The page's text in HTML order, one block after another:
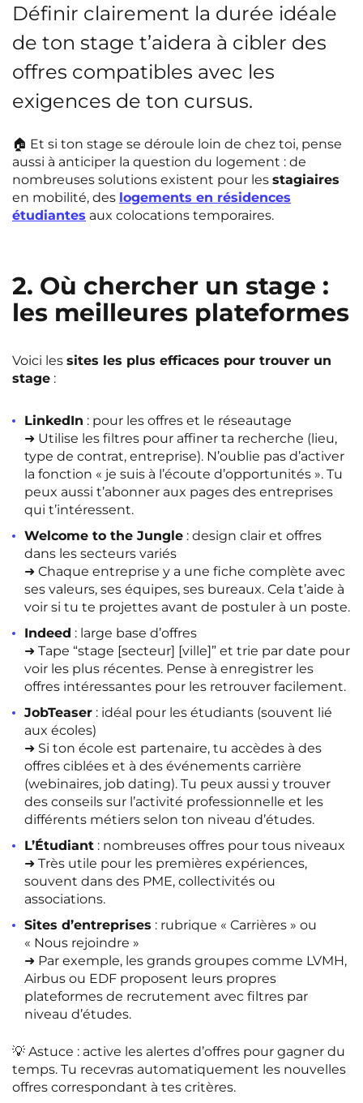
Définir clairement la durée idéale
de ton stage t’aidera à cibler des
offres compatibles avec les
exigences de ton cursus.
🏠 Et si ton stage se déroule loin de chez toi, pense
aussi à anticiper la question du logement : de
nombreuses solutions existent pour les stagiaires
en mobilité, des logements en résidences
étudiantes aux colocations temporaires.
2. Où chercher un stage :
les meilleures plateformes
Voici les sites les plus efficaces pour trouver un
stage :
LinkedIn : pour les offres et le réseautage
➜ Utilise les filtres pour affiner ta recherche (lieu,
type de contrat, entreprise). N’oublie pas d’activer
la fonction « je suis à l’écoute d’opportunités ». Tu
peux aussi t’abonner aux pages des entreprises
qui t’intéressent.
Welcome to the Jungle : design clair et offres
dans les secteurs variés
➜ Chaque entreprise y a une fiche complète avec
ses valeurs, ses équipes, ses bureaux. Cela t’aide à
voir si tu te projettes avant de postuler à un poste.
Indeed : large base d’offres
➜ Tape “stage [secteur] [ville]” et trie par date pour
voir les plus récentes. Pense à enregistrer les
offres intéressantes pour les retrouver facilement.
JobTeaser : idéal pour les étudiants (souvent lié
aux écoles)
➜ Si ton école est partenaire, tu accèdes à des
offres ciblées et à des événements carrière
(webinaires, job dating). Tu peux aussi y trouver
des conseils sur l’activité professionnelle et les
différents métiers selon ton niveau d’études.
L’Étudiant : nombreuses offres pour tous niveaux
➜ Très utile pour les premières expériences,
souvent dans des PME, collectivités ou
associations.
Sites d’entreprises : rubrique « Carrières » ou
« Nous rejoindre »
➜ Par exemple, les grands groupes comme LVMH,
Airbus ou EDF proposent leurs propres
plateformes de recrutement avec filtres par
niveau d’études.
💡 Astuce : active les alertes d’offres pour gagner du
temps. Tu recevras automatiquement les nouvelles
offres correspondant à tes critères.